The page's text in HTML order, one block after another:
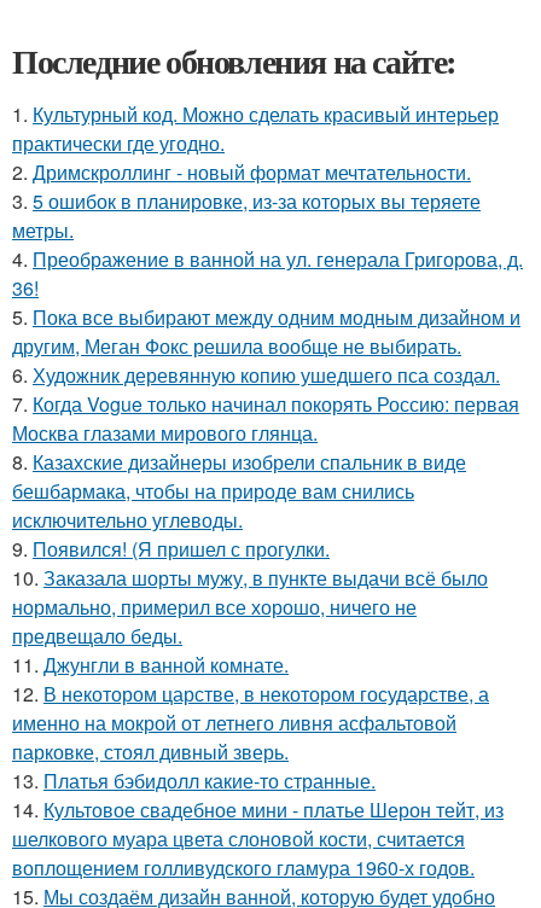
Последние обновления на сайте:
1. Культурный код. Можно сделать красивый интерьер
практически где угодно.
2. Дримскроллинг - новый формат мечтательности.
3. 5 ошибок в планировке, из-за которых вы теряете
метры.
4. Преображение в ванной на ул. генерала Григорова, д.
36!
5. Пока все выбирают между одним модным дизайном и
другим, Меган Фокс решила вообще не выбирать.
6. Художник деревянную копию ушедшего пса создал.
7. Когда Vogue только начинал покорять Россию: первая
Москва глазами мирового глянца.
8. Казахские дизайнеры изобрели спальник в виде
бешбармака, чтобы на природе вам снились
исключительно углеводы.
9. Появился! (Я пришел с прогулки.
10. Заказала шорты мужу, в пункте выдачи всё было
нормально, примерил все хорошо, ничего не
предвещало беды.
11. Джунгли в ванной комнате.
12. В некотором царстве, в некотором государстве, а
именно на мокрой от летнего ливня асфальтовой
парковке, стоял дивный зверь.
13. Платья бэбидолл какие-то странные.
14. Культовое свадебное мини - платье Шерон тейт, из
шелкового муара цвета слоновой кости, считается
воплощением голливудского гламура 1960-х годов.
15. Мы создаём дизайн ванной, которую будет удобно